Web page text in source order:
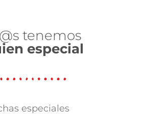
tenemos
especial
especiales